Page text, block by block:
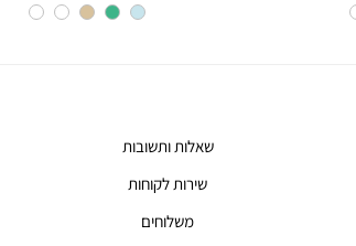
שאלות ותשובות
שירות לקוחות
משלוחים